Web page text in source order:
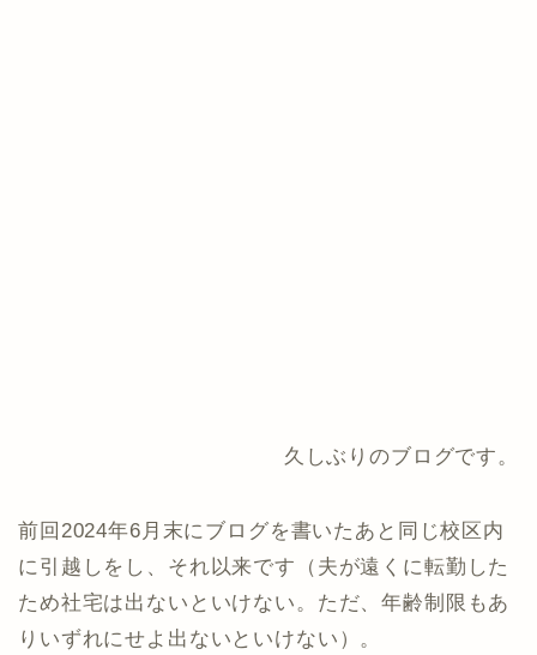
久しぶりのブログです。
前回2024年6月末にブログを書いたあと同じ校区内
に引越しをし、それ以来です（夫が遠くに転勤した
ため社宅は出ないといけない。ただ、年齢制限もあ
りいずれにせよ出ないといけない）。